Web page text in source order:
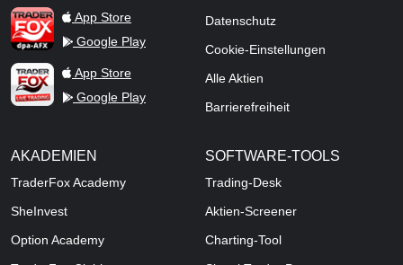
TraderFox dpa-AFX ProFeed
App Store
Google Play
TraderFox Live Trading
App Store
Google Play
Datenschutz
Cookie-Einstellungen
Alle Aktien
Barrierefreiheit
AKADEMIEN
TraderFox Academy
SheInvest
Option Academy
SOFTWARE-TOOLS
Trading-Desk
Aktien-Screener
Charting-Tool